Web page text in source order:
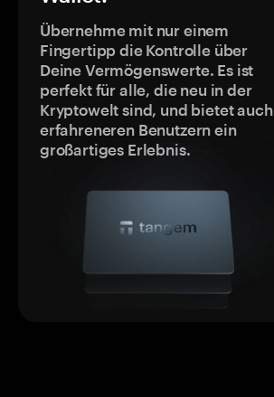
Übernehme mit nur einem
Fingertipp die Kontrolle über
Deine Vermögenswerte. Es ist
perfekt für alle, die neu in der
Kryptowelt sind, und bietet auch
erfahreneren Benutzern ein
großartiges Erlebnis.